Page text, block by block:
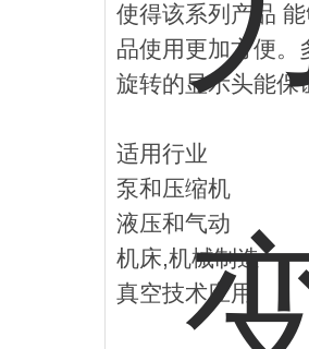
使得该系列产品
品使用更加方便。
旋转的显示头能保
适用行业
泵和压缩机
液压和气动
机床,机械制造
真空技术应用